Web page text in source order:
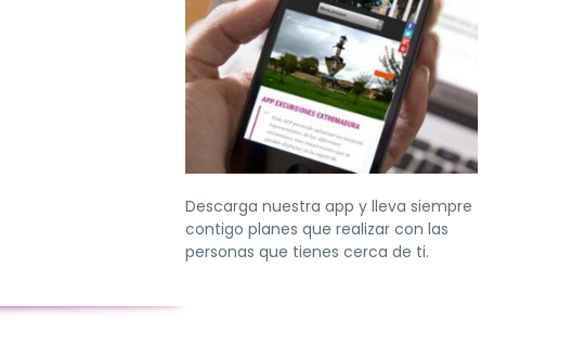
Descarga nuestra app y lleva siempre
contigo planes que realizar con las
personas que tienes cerca de ti.